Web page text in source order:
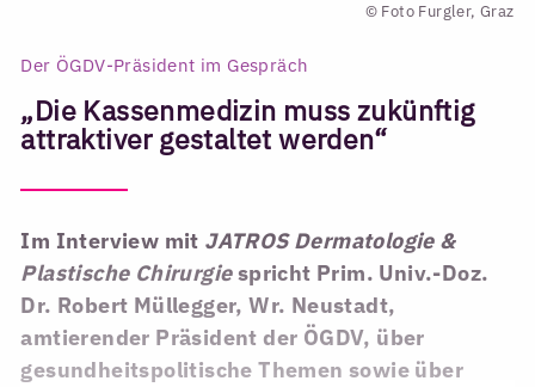
© Foto Furgler, Graz
Der ÖGDV-Präsident im Gespräch
„Die Kassenmedizin muss zukünftig
attraktiver gestaltet werden“
Im Interview mit JATROS Dermatologie &
Plastische Chirurgiespricht Prim. Univ.-Doz.
Dr. Robert Müllegger, Wr. Neustadt,
amtierender Präsident der ÖGDV, über
gesundheitspolitische Themen sowie über